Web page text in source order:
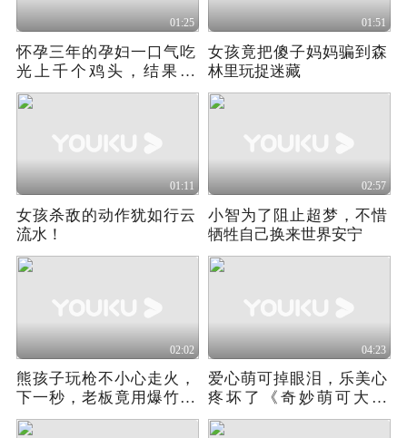
01:25
怀孕三年的孕妇一口气吃
光上千个鸡头，结果惨
了！
01:51
女孩竟把傻子妈妈骗到森
林里玩捉迷藏
01:11
女孩杀敌的动作犹如行云
流水！
02:57
小智为了阻止超梦，不惜
牺牲自己换来世界安宁
02:02
熊孩子玩枪不小心走火，
下一秒，老板竟用爆竹忽
悠敌人！
04:23
爱心萌可掉眼泪，乐美心
疼坏了《奇妙萌可大电
影》